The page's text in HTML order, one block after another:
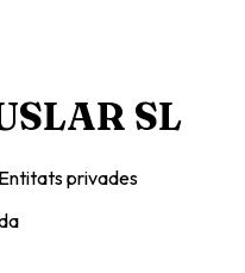
SL
Entitats privades